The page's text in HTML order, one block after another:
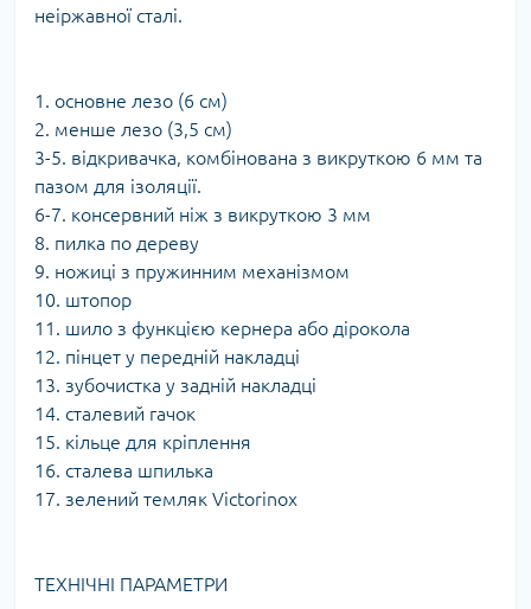
неіржавної сталі.
1. основне лезо (6 см)
2. менше лезо (3,5 см)
3-5. відкривачка, комбінована з викруткою 6 мм та
пазом для ізоляції.
6-7. консервний ніж з викруткою 3 мм
8. пилка по дереву
9. ножиці з пружинним механізмом
10. штопор
11. шило з функцією кернера або дірокола
12. пінцет у передній накладці
13. зубочистка у задній накладці
14. сталевий гачок
15. кільце для кріплення
16. сталева шпилька
17. зелений темляк Victorinox
ТЕХНІЧНІ ПАРАМЕТРИ